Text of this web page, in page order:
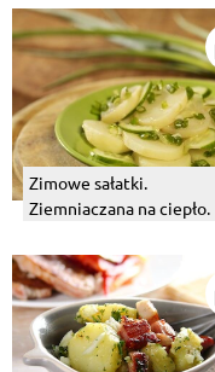
Zimowe sałatki.
Ziemniaczana na ciepło.